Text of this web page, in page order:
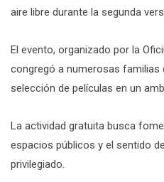
aire libre durante la segunda
El evento, organizado por la
congregó a numerosas familias
selección de películas en un
La actividad gratuita busca
espacios públicos y el sentido
privilegiado.